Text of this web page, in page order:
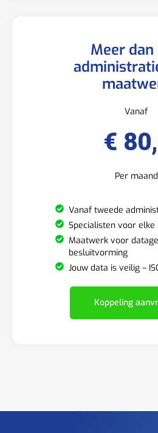
Meer dan
Vanaf
€
Per maand
Vanaf tweede
Specialisten voor elke
Maatwerk voor
besluitvorming
Jouw data is veilig –
Koppeling